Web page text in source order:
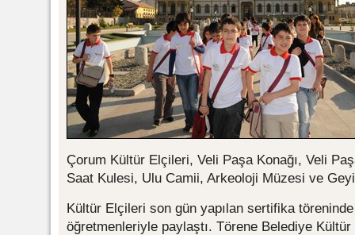
Çorum Kültür Elçileri, Veli Paşa Konağı, Veli
Saat Kulesi, Ulu Camii, Arkeoloji Müzesi ve
Kültür Elçileri son gün yapılan sertifika töreninde
öğretmenleriyle paylaştı. Törene Belediye